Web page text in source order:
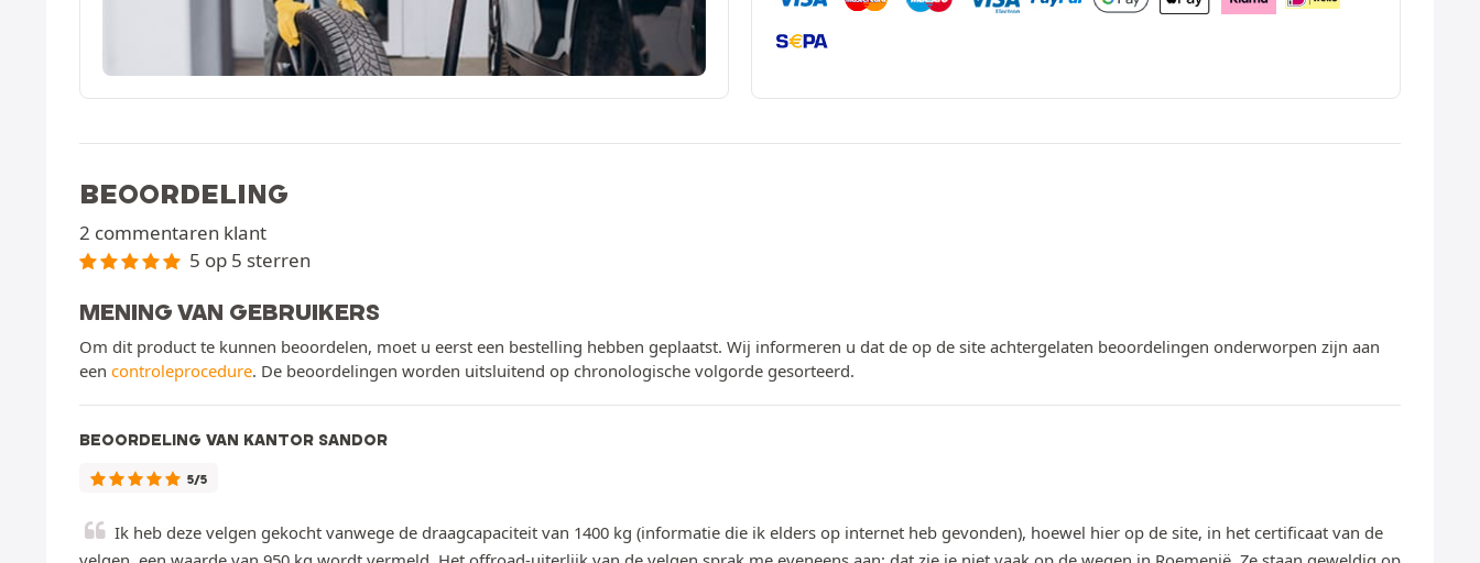
BEOORDELING
2 commentaren klant
5 op 5 sterren
MENING VAN GEBRUIKERS
Om dit product te kunnen beoordelen, moet u eerst een bestelling hebben geplaatst. Wij informeren u dat de op de site achtergelaten beoordelingen onderworpen zijn aan
een controleprocedure. De beoordelingen worden uitsluitend op chronologische volgorde gesorteerd.
BEOORDELING VAN KANTOR SANDOR
5/5
Ik heb deze velgen gekocht vanwege de draagcapaciteit van 1400 kg (informatie die ik elders op internet heb gevonden), hoewel hier op de site, in het certificaat van de